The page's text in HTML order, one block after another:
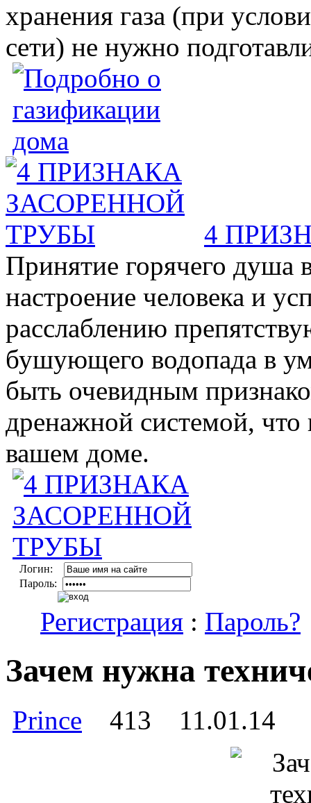
хранения газа (при
сети) не нужно
4
Принятие горячего душа
настроение человека и
расслаблению
бушующего водопада в
быть очевидным
дренажной системой, что
вашем доме.
Логин:
Пароль:
Регистрация : Пароль?
Зачем нужна
Prince 413 11.01.14